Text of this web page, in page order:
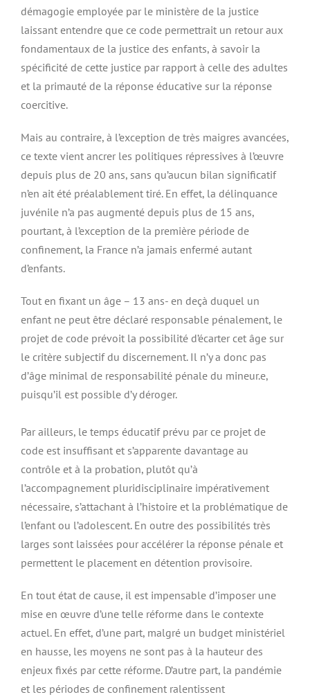
démagogie employée par le ministère de la justice
laissant entendre que ce code permettrait un retour aux
fondamentaux de la justice des enfants, à savoir la
spécificité de cette justice par rapport à celle des adultes
et la primauté de la réponse éducative sur la réponse
coercitive.
Mais au contraire, à l’exception de très maigres avancées,
ce texte vient ancrer les politiques répressives à l’œuvre
depuis plus de 20 ans, sans qu’aucun bilan significatif
n’en ait été préalablement tiré. En effet, la délinquance
juvénile n’a pas augmenté depuis plus de 15 ans,
pourtant, à l’exception de la première période de
confinement, la France n’a jamais enfermé autant
d’enfants.
Tout en fixant un âge – 13 ans- en deçà duquel un
enfant ne peut être déclaré responsable pénalement, le
projet de code prévoit la possibilité d’écarter cet âge sur
le critère subjectif du discernement. Il n’y a donc pas
d’âge minimal de responsabilité pénale du mineur.e,
puisqu’il est possible d’y déroger.
Par ailleurs, le temps éducatif prévu par ce projet de
code est insuffisant et s’apparente davantage au
contrôle et à la probation, plutôt qu’à
l’accompagnement pluridisciplinaire impérativement
nécessaire, s’attachant à l’histoire et la problématique de
l’enfant ou l’adolescent. En outre des possibilités très
larges sont laissées pour accélérer la réponse pénale et
permettent le placement en détention provisoire.
En tout état de cause, il est impensable d’imposer une
mise en œuvre d’une telle réforme dans le contexte
actuel. En effet, d’une part, malgré un budget ministériel
en hausse, les moyens ne sont pas à la hauteur des
enjeux fixés par cette réforme. D’autre part, la pandémie
et les périodes de confinement ralentissent